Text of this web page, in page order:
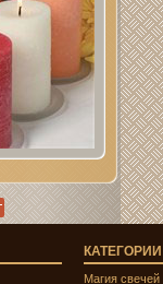
КАТЕГОРИИ
Магия свечей